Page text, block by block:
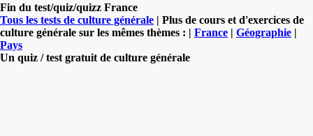
Fin du test/quiz/quizz France
Tous les tests de culture générale | Plus de cours et d'exercices de
culture générale sur les mêmes thèmes : | France | Géographie |
Pays
Un quiz / test gratuit de culture générale